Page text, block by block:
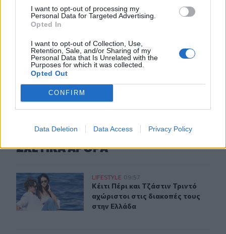
I want to opt-out of processing my
Personal Data for Targeted Advertising.
Opted In
I want to opt-out of Collection, Use,
Retention, Sale, and/or Sharing of my
Personal Data that Is Unrelated with the
Purposes for which it was collected.
Opted Out
CONFIRM
Data Deletion Data Access Privacy Policy
«Shared Weights» του 8ου Γυμνασίου Ηρακλείου
20:57
επενδύσεις 263,5 εκατ. ευρώ
ΣΧΕΤΙΚA AΡΘΡΑ
Κέιτι Πέρι και Τζάστιν Τριντό αχώριστοι στις
LIFESTYLE 09:57
Κέιτι Πέρι και Τζάστιν Τριντό
Κέιτι Πέρι και Τζάστιν Τριντό
αχώριστοι στις διακοπές τους
στην Ελλάδα